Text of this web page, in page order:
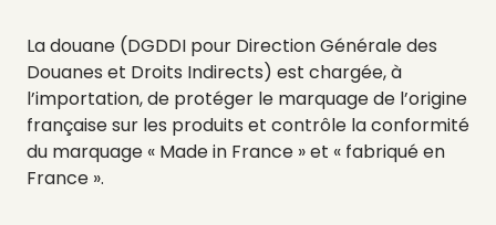
La douane (DGDDI pour Direction Générale des
Douanes et Droits Indirects) est chargée, à
l’importation, de protéger le marquage de l’origine
française sur les produits et contrôle la conformité
du marquage « Made in France » et « fabriqué en
France ».